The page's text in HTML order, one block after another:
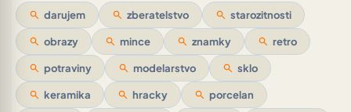
search darujem search zberatelstvo search starozitnosti
search obrazy search mince search znamky search retro
search potraviny search modelarstvo search sklo
search keramika search hracky search porcelan